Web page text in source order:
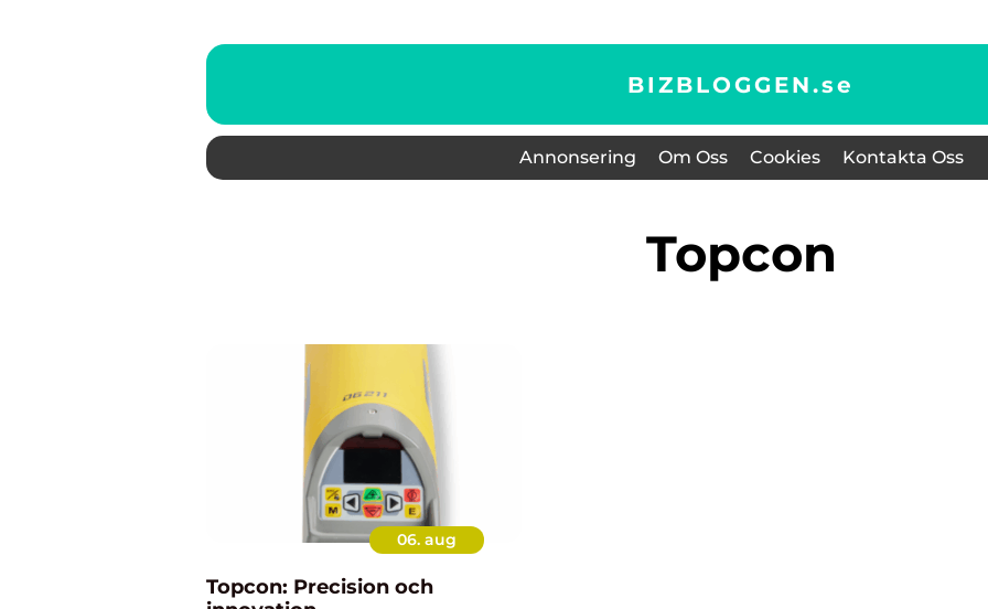
BIZBLOGGEN.se
Annonsering Om Oss Cookies Kontakta Oss
topcon
06. aug
Topcon: Precision och